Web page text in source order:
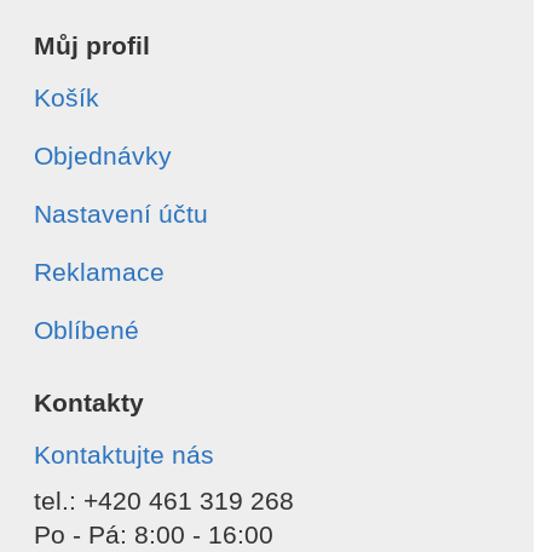
Můj profil
Košík
Objednávky
Nastavení účtu
Reklamace
Oblíbené
Kontakty
Kontaktujte nás
tel.: +420 461 319 268
Po - Pá: 8:00 - 16:00